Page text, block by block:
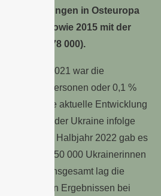
Grenzöffnungen in Osteuropa
sowie 2015 mit der
(+978 000).
Jahr 2021 war die
82 000 Personen oder 0,1 %
für die aktuelle Entwicklung
aus der Ukraine infolge
Im 1. Halbjahr 2022 gab es
von rund 750 000 Ukrainerinnen
Insgesamt lag die
vorläufigen Ergebnissen bei